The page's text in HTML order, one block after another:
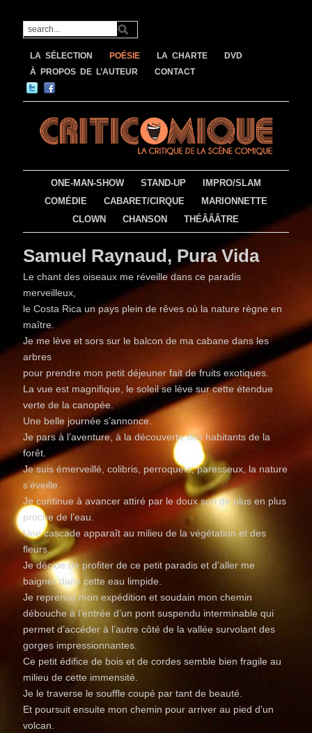
LA SÉLECTION POÉSIE LA CHARTE
DVD
À PROPOS DE L’AUTEUR
CONTACT
ONE-MAN-SHOW STAND-UP
IMPRO/SLAM
COMÉDIE
CABARET/CIRQUE
MARIONNETTE
CLOWN
CHANSON THÉÂÂÂTRE
Samuel Raynaud, Pura Vida
Le chant des oiseaux me réveille dans ce paradis
merveilleux,
le Costa Rica un pays plein de rêves où la nature règne en
maître.
Je me lève et sors sur le balcon de ma cabane dans les
arbres
pour prendre mon petit déjeuner fait de fruits exotiques.
La vue est magnifique, le soleil se lève sur cette étendue
verte de la canopée.
Une belle journée s’annonce.
Je pars à l’aventure, à la découverte des habitants de la
forêt.
Je suis émerveillé, colibris, perroquets, paresseux, la nature
s’éveille.
Je continue à avancer attiré par le doux son de plus en plus
proche de l’eau.
Une cascade apparaît au milieu de la végétation et des
fleurs.
Je décide de profiter de ce petit paradis et d’aller me
baigner dans cette eau limpide.
Je reprends mon expédition et soudain mon chemin
débouche à l’entrée d’un pont suspendu interminable qui
permet d’accéder à l’autre côté de la vallée survolant des
gorges impressionnantes.
Ce petit édifice de bois et de cordes semble bien fragile au
milieu de cette immensité.
Je le traverse le souffle coupé par tant de beauté.
Et poursuit ensuite mon chemin pour arriver au pied d’un
volcan.